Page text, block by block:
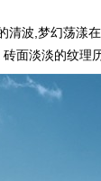
波,梦幻荡漾
面淡淡的纹理